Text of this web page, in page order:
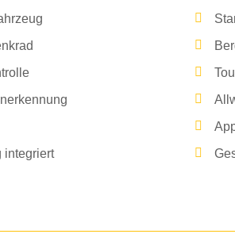
integriert